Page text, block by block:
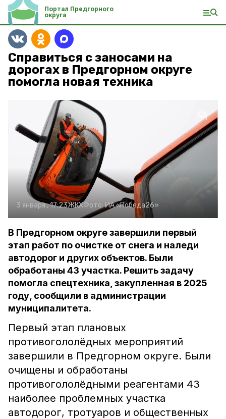
Портал Предгорного
округа
Справиться с заносами на
дорогах в Предгорном округе
помогла новая техника
3 января , 17:23ЖКХФото:ИА «Победа26»
В Предгорном округе завершили первый
этап работ по очистке от снега и наледи
автодорог и других объектов. Были
обработаны 43 участка. Решить задачу
помогла спецтехника, закупленная в 2025
году, сообщили в администрации
муниципалитета.
Первый этап плановых
противогололёдных мероприятий
завершили в Предгорном округе. Были
очищены и обработаны
противогололёдными реагентами 43
наиболее проблемных участка
автодорог, тротуаров и общественных